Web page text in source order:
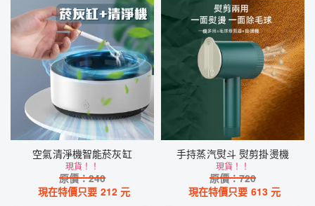
空氣清淨機智能菸灰缸
現貨！！
原價：240
現在特價只要 212 元
手持蒸汽熨斗 熨剪掛燙機
現貨！！
原價：720
現在特價只要 613 元